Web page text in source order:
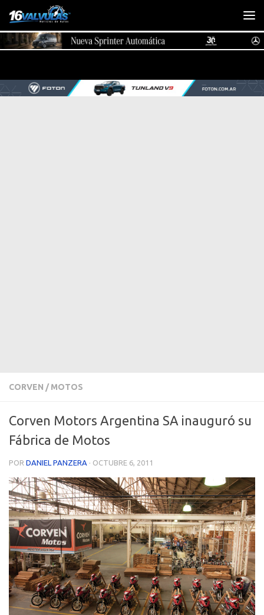
Saltar al contenido
CORVEN / MOTOS
Corven Motors Argentina SA inauguró su
Fábrica de Motos
POR DANIEL PANZERA · OCTUBRE 6, 2011